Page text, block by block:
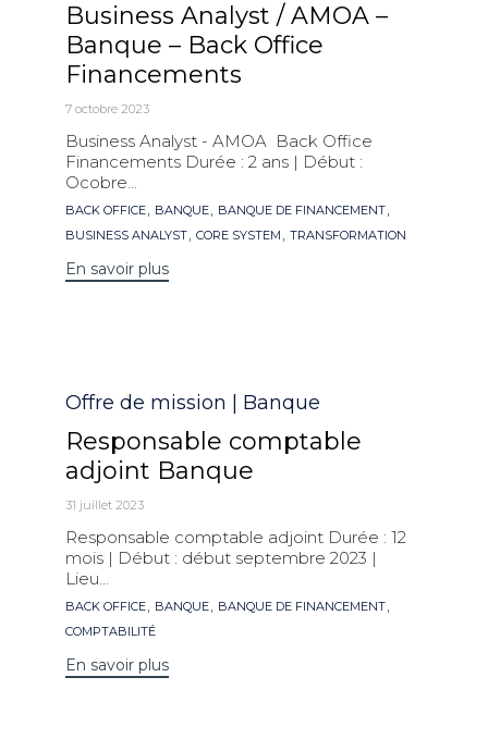
Business Analyst / AMOA –
Banque – Back Office
Financements
7 octobre 2023
Business Analyst - AMOA Back Office
Financements Durée : 2 ans | Début :
Ocobre...
Mots
clés
BACK OFFICE, BANQUE, BANQUE DE FINANCEMENT,
BUSINESS ANALYST, CORE SYSTEM , TRANSFORMATION
En savoir plus
Catégorie
Offre de mission | Banque
Responsable comptable
adjoint Banque
31 juillet 2023
Responsable comptable adjoint Durée : 12
mois | Début : début septembre 2023 |
Lieu...
Mots
clés
BACK OFFICE, BANQUE, BANQUE DE FINANCEMENT,
COMPTABILITÉ
En savoir plus